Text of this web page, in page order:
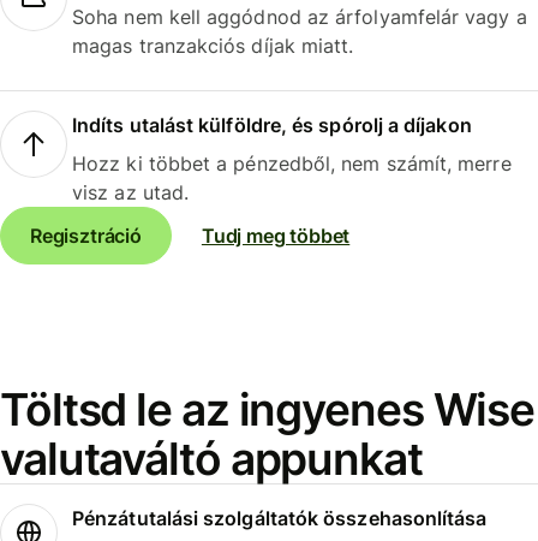
Soha nem kell aggódnod az árfolyamfelár vagy a
magas tranzakciós díjak miatt.
Indíts utalást külföldre, és spórolj a díjakon
Hozz ki többet a pénzedből, nem számít, merre
visz az utad.
Regisztráció
Tudj meg többet
Töltsd le az ingyenes Wise
valutaváltó appunkat
Pénzátutalási szolgáltatók összehasonlítása